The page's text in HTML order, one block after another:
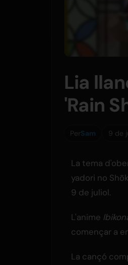
Lia
'Rain
PerSam 9 de
La tema
yadori no
9 de juliol.
L'anime
començar a
La cançó